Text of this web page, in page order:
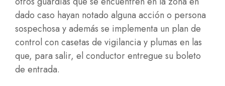
dado caso hayan notado alguna acción o persona
sospechosa y además se implementa un plan de
control con casetas de vigilancia y plumas en las
que, para salir, el conductor entregue su boleto
de entrada.